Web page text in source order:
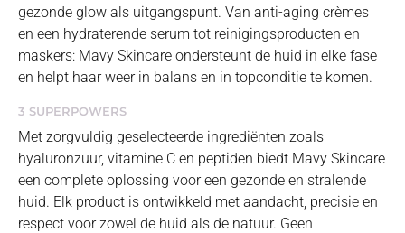
gezonde glow als uitgangspunt. Van anti-aging crèmes
en een hydraterende serum tot reinigingsproducten en
maskers: Mavy Skincare ondersteunt de huid in elke fase
en helpt haar weer in balans en in topconditie te komen.
3 SUPERPOWERS
Met zorgvuldig geselecteerde ingrediënten zoals
hyaluronzuur, vitamine C en peptiden biedt Mavy Skincare
een complete oplossing voor een gezonde en stralende
huid. Elk product is ontwikkeld met aandacht, precisie en
respect voor zowel de huid als de natuur. Geen